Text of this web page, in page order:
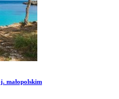
małopolskim